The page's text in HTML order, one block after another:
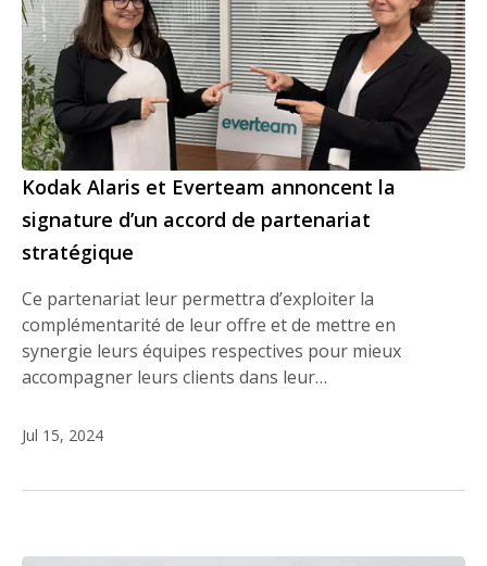
Kodak Alaris et Everteam annoncent la
signature d’un accord de partenariat
stratégique
Ce partenariat leur permettra d’exploiter la
complémentarité de leur offre et de mettre en
synergie leurs équipes respectives pour mieux
accompagner leurs clients dans leur…
Jul 15, 2024